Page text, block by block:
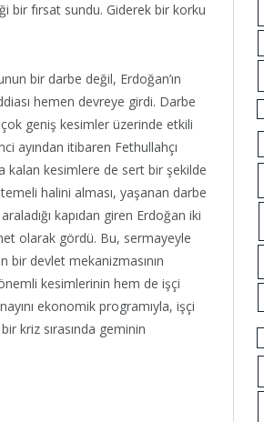
bir fırsat sundu. Giderek bir korku
bir darbe değil, Erdoğan’ın
hemen devreye girdi. Darbe
geniş kesimler üzerinde etkili
ayından itibaren Fethullahçı
kalan kesimlere de sert bir şekilde
halini alması, yaşanan darbe
kapıdan giren Erdoğan iki
olarak gördü. Bu, sermayeyle
bir devlet mekanizmasının
kesimlerinin hem de işçi
ekonomik programıyla, işçi
kriz sırasında geminin